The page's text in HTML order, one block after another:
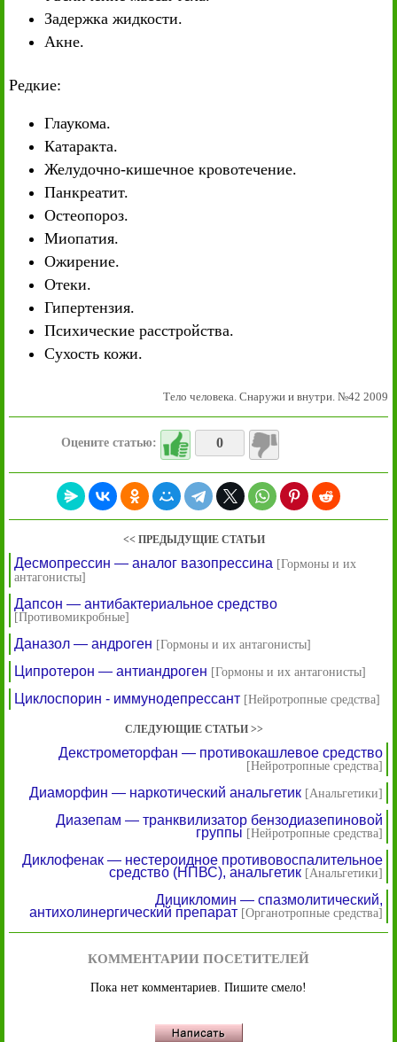
Задержка жидкости.
Акне.
Редкие:
Глаукома.
Катаракта.
Желудочно-кишечное кровотечение.
Панкреатит.
Остеопороз.
Миопатия.
Ожирение.
Отеки.
Гипертензия.
Психические расстройства.
Сухость кожи.
Тело человека. Снаружи и внутри. №42 2009
Оцените статью: 0
<< ПРЕДЫДУЩИЕ СТАТЬИ
Десмопрессин — аналог вазопрессина [Гормоны и их
антагонисты]
Дапсон — антибактериальное средство
[Противомикробные]
Даназол — андроген [Гормоны и их антагонисты]
Ципротерон — антиандроген [Гормоны и их антагонисты]
Циклоспорин - иммунодепрессант [Нейротропные средства]
СЛЕДУЮЩИЕ СТАТЬИ >>
Декстрометорфан — противокашлевое средство
[Нейротропные средства]
Диаморфин — наркотический анальгетик [Анальгетики]
Диазепам — транквилизатор бензодиазепиновой
группы [Нейротропные средства]
Диклофенак — нестероидное противовоспалительное
средство (НПВС), анальгетик [Анальгетики]
Дицикломин — спазмолитический,
антихолинергический препарат [Органотропные средства]
КОММЕНТАРИИ ПОСЕТИТЕЛЕЙ
Пока нет комментариев. Пишите смело!